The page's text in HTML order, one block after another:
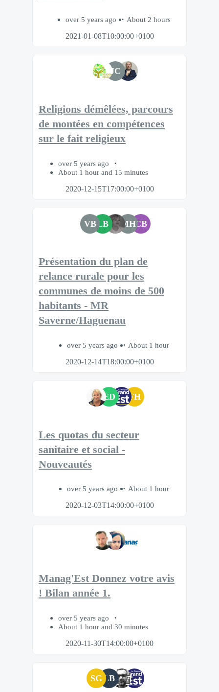
over 5 years ago
About 2 hours
2021-01-08T10:00:00+0100
JC
Religions démêlées, parcours
de montées en compétences
sur le fait religieux
over 5 years ago
About 1 hour and 15 minutes
2020-12-15T17:00:00+0100
VB LB MHCB
Présentation du plan de
relance rurale pour les
communes de moins de 500
habitants - MR
Saverne/Haguenau
over 5 years ago
About 1 hour
2020-12-14T18:00:00+0100
ED FH
Les quotas du secteur
sanitaire et social -
Nouveautés
over 5 years ago
About 1 hour
2020-12-03T14:00:00+0100
Manag'Est Donnez votre avis
! Bilan année 1.
over 5 years ago
About 1 hour and 30 minutes
2020-11-30T14:00:00+0100
SG LB